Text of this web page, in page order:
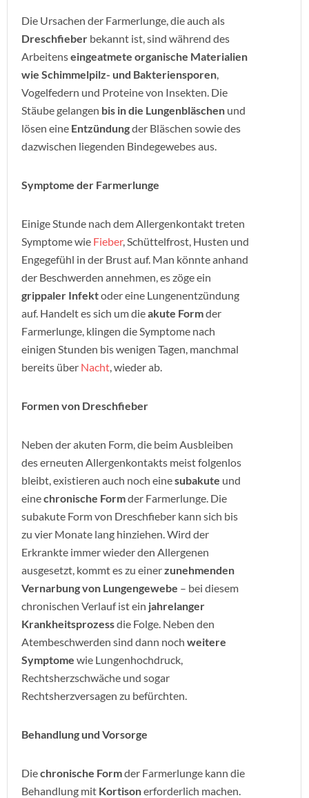
Die Ursachen der Farmerlunge, die auch als
Dreschfieber bekannt ist, sind während des
Arbeitenseingeatmete organische Materialien
wie Schimmelpilz- und Bakteriensporen,
Vogelfedern und Proteine von Insekten. Die
Stäube gelangen bis in die Lungenbläschen und
lösen eine Entzündungder Bläschen sowie des
dazwischen liegenden Bindegewebes aus.
Symptome der Farmerlunge
Einige Stunde nach dem Allergenkontakt treten
Symptome wie Fieber, Schüttelfrost, Husten und
Engegefühl in der Brust auf. Man könnte anhand
der Beschwerden annehmen, es zöge ein
grippaler Infektoder eine Lungenentzündung
auf. Handelt es sich um dieakute Formder
Farmerlunge, klingen die Symptome nach
einigen Stunden bis wenigen Tagen, manchmal
bereits über Nacht, wieder ab.
Formen von Dreschfieber
Neben der akuten Form, die beim Ausbleiben
des erneuten Allergenkontakts meist folgenlos
bleibt, existieren auch noch einesubakute und
einechronische Formder Farmerlunge. Die
subakute Form von Dreschfieber kann sich bis
zu vier Monate lang hinziehen. Wird der
Erkrankte immer wieder den Allergenen
ausgesetzt, kommt es zu einerzunehmenden
Vernarbung von Lungengewebe – bei diesem
chronischen Verlauf ist ein jahrelanger
Krankheitsprozessdie Folge. Neben den
Atembeschwerden sind dann noch weitere
Symptome wie Lungenhochdruck,
Rechtsherzschwäche und sogar
Rechtsherzversagen zu befürchten.
Behandlung und Vorsorge
Diechronische Formder Farmerlunge kann die
Behandlung mit Kortisonerforderlich machen.